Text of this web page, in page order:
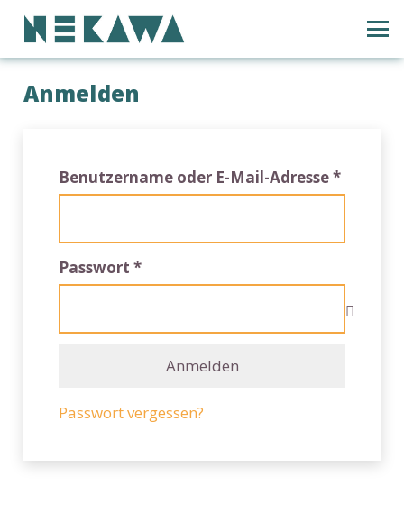
Anmelden
Benutzername oder E-Mail-Adresse*
Passwort*Erforderlich
Anmelden
Passwort vergessen?